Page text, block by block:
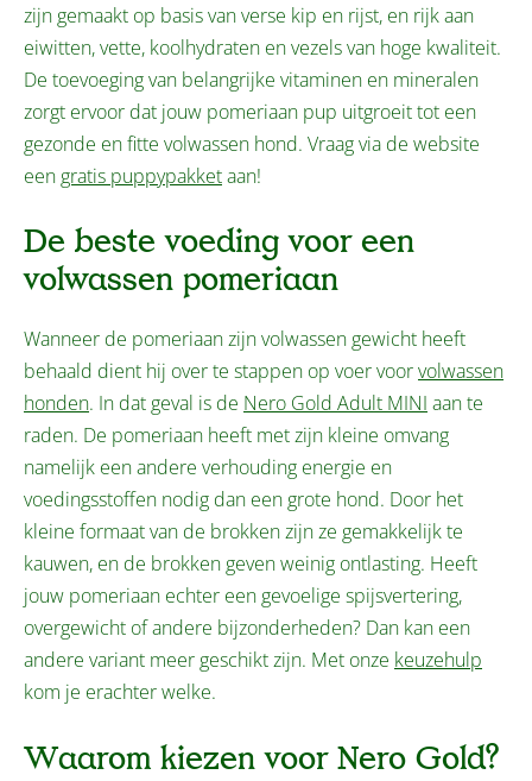
zijn gemaakt op basis van verse kip en rijst, en rijk aan
eiwitten, vette, koolhydraten en vezels van hoge kwaliteit.
De toevoeging van belangrijke vitaminen en mineralen
zorgt ervoor dat jouw pomeriaan pup uitgroeit tot een
gezonde en fitte volwassen hond. Vraag via de website
een gratis puppypakketaan!
De beste voeding voor een
volwassen pomeriaan
Wanneer de pomeriaan zijn volwassen gewicht heeft
behaald dient hij over te stappen op voer voorvolwassen
honden. In dat geval is de Nero Gold Adult MINI aan te
raden. De pomeriaan heeft met zijn kleine omvang
namelijk een andere verhouding energie en
voedingsstoffen nodig dan een grote hond. Door het
kleine formaat van de brokken zijn ze gemakkelijk te
kauwen, en de brokken geven weinig ontlasting. Heeft
jouw pomeriaan echter een gevoelige spijsvertering,
overgewicht of andere bijzonderheden? Dan kan een
andere variant meer geschikt zijn. Met onze keuzehulp
kom je erachter welke.
Waarom kiezen voor Nero Gold?